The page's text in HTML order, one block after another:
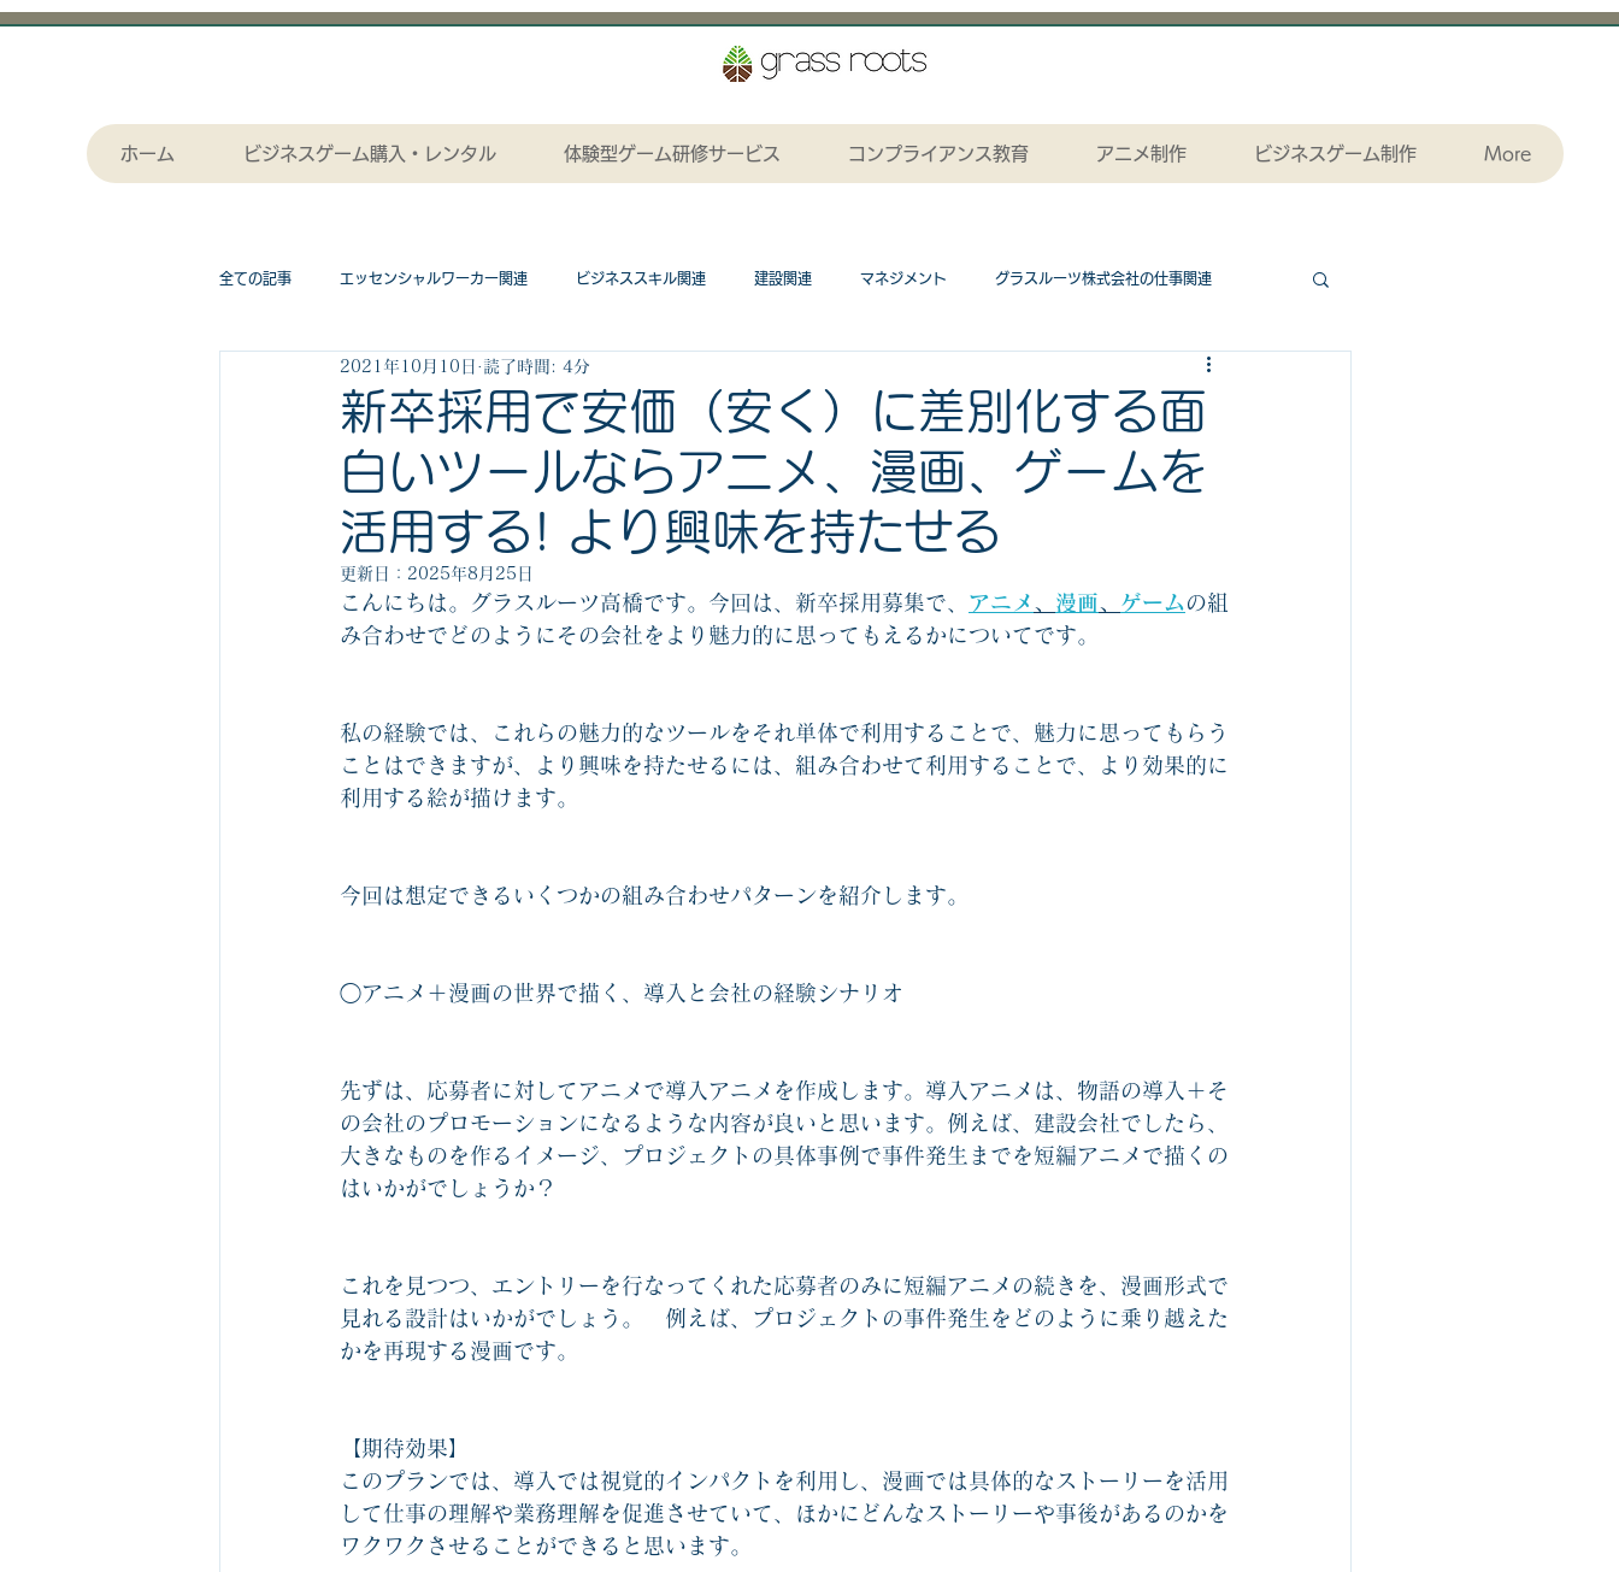
ホーム ビジネスゲーム購入・レンタル 体験型ゲーム研修サービス コンプライアンス教育 アニメ制作 ビジネスゲーム制作 More
全ての記事 エッセンシャルワーカー関連 ビジネススキル関連 建設関連 マネジメント グラスルーツ株式会社の仕事関連
作画（セル画）アニメーション関連 協力ゲームエッセンシャル
漫画関連記事 物流関連 ビジネスゲーム関連 工場関連 コンプライアンス関連 研修資料無料ダウンロード
ビジネスゲーム1社1箱無料サービス
ビジネスマナーカルタ 中堅社員
新卒採用で安価（安く）に差別化する面
白いツールならアニメ、漫画、ゲームを
活用する! より興味を持たせる
2021年10月10日 読了時間: 4分
更新日： 2025年8月25日
こんにちは。グラスルーツ高橋です。今回は、新卒採用募集で、 アニメ 、 漫画、 ゲーム の組
み合わせでどのようにその会社をより魅力的に思ってもえるかについてです。
私の経験では、これらの魅力的なツールをそれ単体で利用することで、魅力に思ってもらう
ことはできますが、より興味を持たせるには、組み合わせて利用することで、より効果的に
利用する絵が描けます。
今回は想定できるいくつかの組み合わせパターンを紹介します。
◯アニメ＋漫画の世界で描く、導入と会社の経験シナリオ
先ずは、応募者に対してアニメで導入アニメを作成します。導入アニメは、物語の導入＋そ
の会社のプロモーションになるような内容が良いと思います。例えば、建設会社でしたら、
大きなものを作るイメージ、プロジェクトの具体事例で事件発生までを短編アニメで描くの
はいかがでしょうか？
これを見つつ、エントリーを行なってくれた応募者のみに短編アニメの続きを、漫画形式で
見れる設計はいかがでしょう。　例えば、プロジェクトの事件発生をどのように乗り越えた
かを再現する漫画です。
【期待効果】
このプランでは、導入では視覚的インパクトを利用し、漫画では具体的なストーリーを活用
して仕事の理解や業務理解を促進させていて、ほかにどんなストーリーや事後があるのかを
ワクワクさせることができると思います。